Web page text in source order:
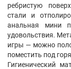
ребристую
стали и
анальная мини
удовольствия.
игры — можно
поместить под
Гигиенический